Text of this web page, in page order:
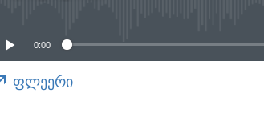
0:00
ფლეერი